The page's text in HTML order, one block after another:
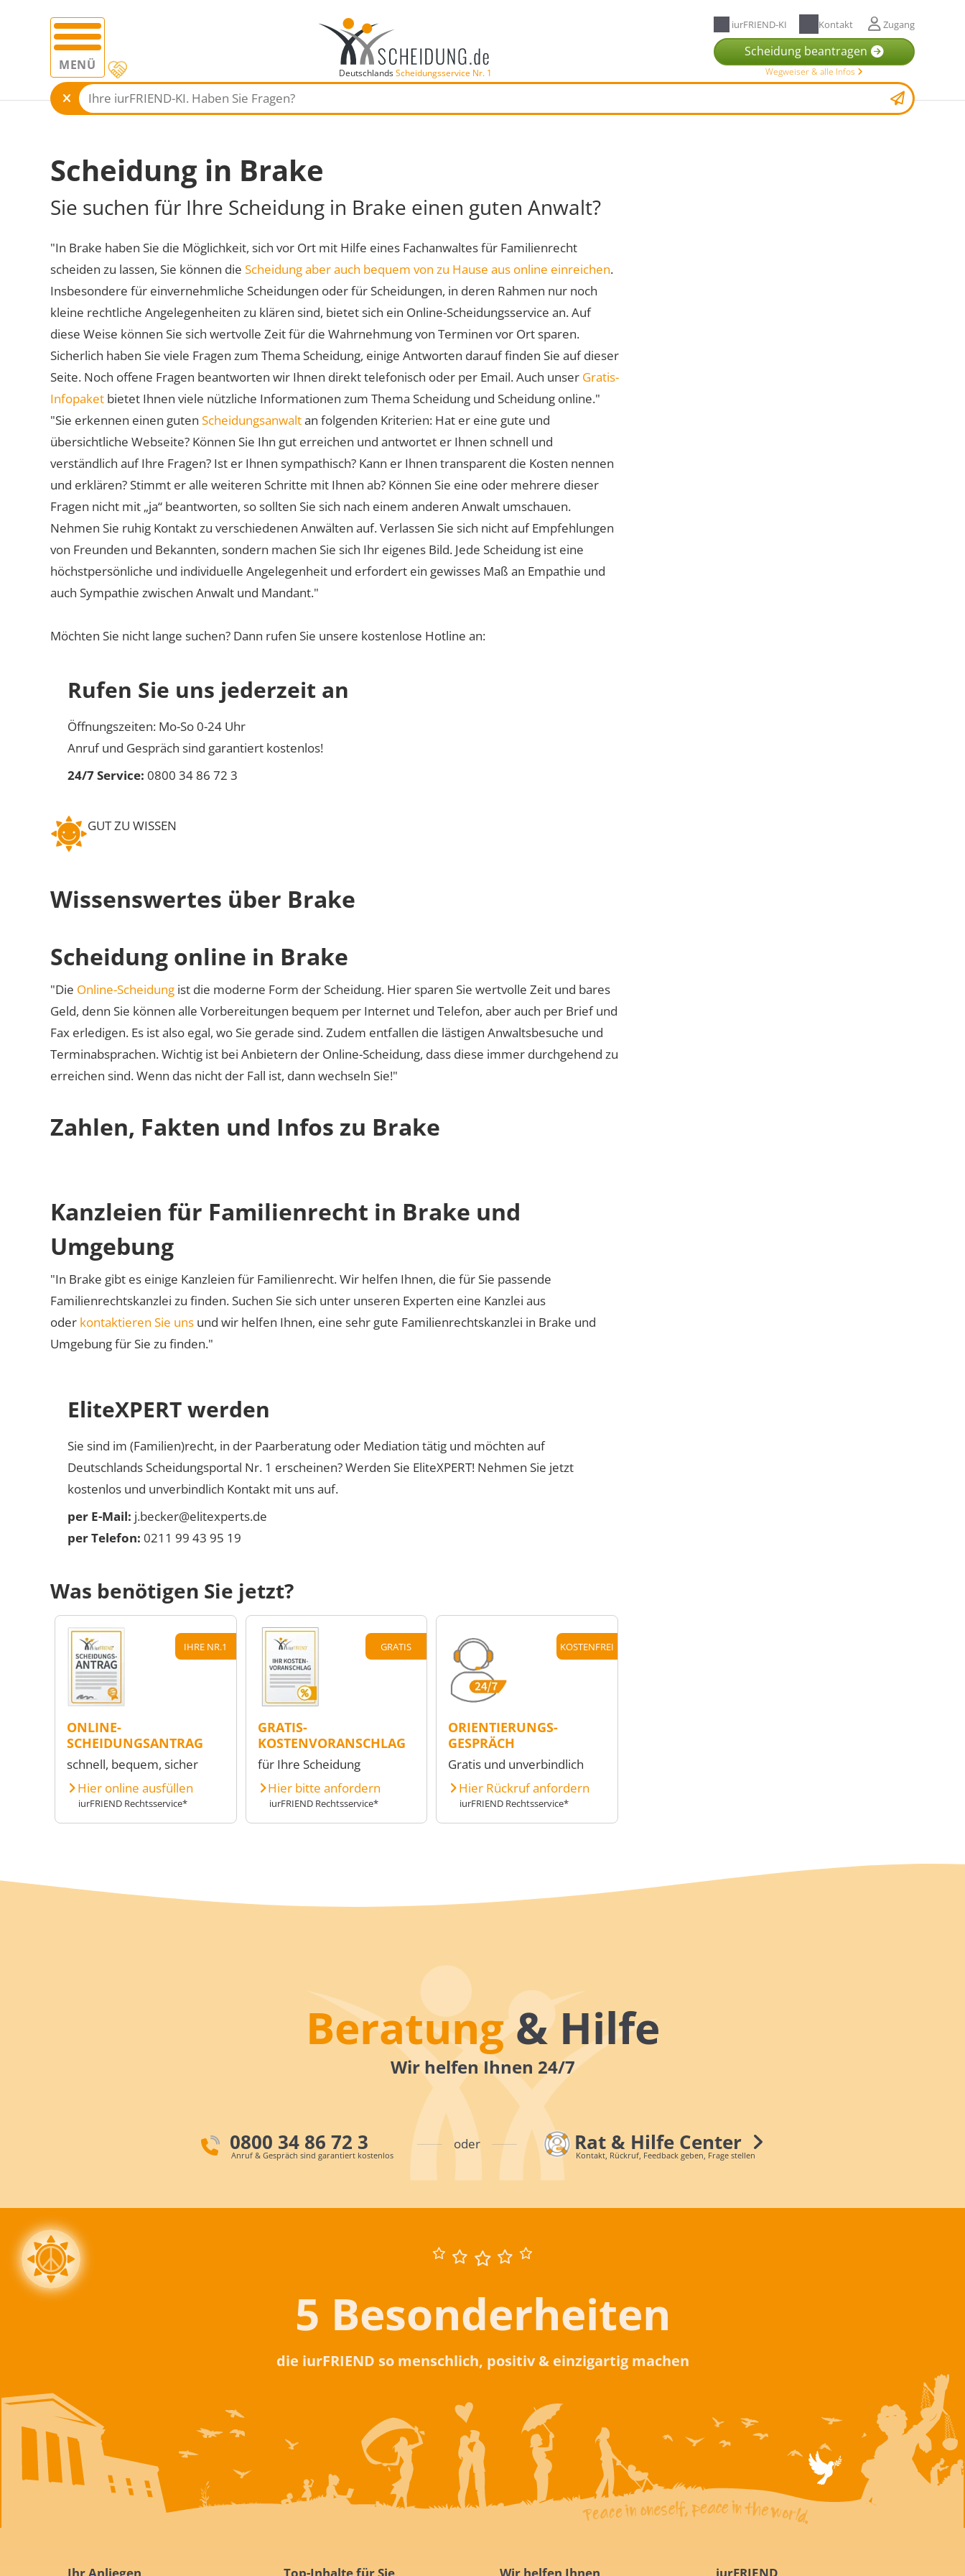
MENÜ DeutschlandsScheidungsservice Nr. 1
iurFRIEND-KI Kontakt Zugang
Scheidung beantragen
Wegweiser & alle Infos
Scheidung in Brake
Sie suchen für Ihre Scheidung in Brake einen guten Anwalt?
"In Brake haben Sie die Möglichkeit, sich vor Ort mit Hilfe eines Fachanwaltes für Familienrecht
scheiden zu lassen, Sie können die Scheidung aber auch bequem von zu Hause aus online einreichen.
Insbesondere für einvernehmliche Scheidungen oder für Scheidungen, in deren Rahmen nur noch
kleine rechtliche Angelegenheiten zu klären sind, bietet sich ein Online-Scheidungsservice an. Auf
diese Weise können Sie sich wertvolle Zeit für die Wahrnehmung von Terminen vor Ort sparen.
Sicherlich haben Sie viele Fragen zum Thema Scheidung, einige Antworten darauf finden Sie auf dieser
Seite. Noch offene Fragen beantworten wir Ihnen direkt telefonisch oder per Email. Auch unser Gratis-
Infopaket bietet Ihnen viele nützliche Informationen zum Thema Scheidung und Scheidung online."
"Sie erkennen einen guten Scheidungsanwaltan folgenden Kriterien: Hat er eine gute und
übersichtliche Webseite? Können Sie Ihn gut erreichen und antwortet er Ihnen schnell und
verständlich auf Ihre Fragen? Ist er Ihnen sympathisch? Kann er Ihnen transparent die Kosten nennen
und erklären? Stimmt er alle weiteren Schritte mit Ihnen ab? Können Sie eine oder mehrere dieser
Fragen nicht mit „ja“ beantworten, so sollten Sie sich nach einem anderen Anwalt umschauen.
Nehmen Sie ruhig Kontakt zu verschiedenen Anwälten auf. Verlassen Sie sich nicht auf Empfehlungen
von Freunden und Bekannten, sondern machen Sie sich Ihr eigenes Bild. Jede Scheidung ist eine
höchstpersönliche und individuelle Angelegenheit und erfordert ein gewisses Maß an Empathie und
auch Sympathie zwischen Anwalt und Mandant."
Möchten Sie nicht lange suchen? Dann rufen Sie unsere kostenlose Hotline an:
Rufen Sie uns jederzeit an
Öffnungszeiten: Mo-So 0-24 Uhr
Anruf und Gespräch sind garantiert kostenlos!
24/7 Service: 0800 34 86 72 3
GUT ZU WISSEN
Wissenswertes über Brake
Scheidung online in Brake
"Die Online-Scheidung ist die moderne Form der Scheidung. Hier sparen Sie wertvolle Zeit und bares
Geld, denn Sie können alle Vorbereitungen bequem per Internet und Telefon, aber auch per Brief und
Fax erledigen. Es ist also egal, wo Sie gerade sind. Zudem entfallen die lästigen Anwaltsbesuche und
Terminabsprachen. Wichtig ist bei Anbietern der Online-Scheidung, dass diese immer durchgehend zu
erreichen sind. Wenn das nicht der Fall ist, dann wechseln Sie!"
Zahlen, Fakten und Infos zu Brake
Kanzleien für Familienrecht in Brake und
Umgebung
"In Brake gibt es einige Kanzleien für Familienrecht. Wir helfen Ihnen, die für Sie passende
Familienrechtskanzlei zu finden. Suchen Sie sich unter unseren Experten eine Kanzlei aus
oder kontaktieren Sie uns und wir helfen Ihnen, eine sehr gute Familienrechtskanzlei in Brake und
Umgebung für Sie zu finden."
EliteXPERT werden
Sie sind im (Familien)recht, in der Paarberatung oder Mediation tätig und möchten auf
Deutschlands Scheidungsportal Nr. 1 erscheinen? Werden Sie EliteXPERT! Nehmen Sie jetzt
kostenlos und unverbindlich Kontakt mit uns auf.
per E-Mail: j.becker@elitexperts.de
per Telefon: 0211 99 43 95 19
Was benötigen Sie jetzt?
IHRE NR.1
ONLINE-
SCHEIDUNGSANTRAG
schnell, bequem, sicher
Hier online ausfüllen
iurFRIEND Rechtsservice*
GRATIS
GRATIS-
KOSTENVORANSCHLAG
für Ihre Scheidung
Hier bitte anfordern
iurFRIEND Rechtsservice*
KOSTENFREI
ORIENTIERUNGS-
GESPRÄCH
Gratis und unverbindlich
Hier Rückruf anfordern
iurFRIEND Rechtsservice*
Beratung& Hilfe
Wir helfen Ihnen 24/7
0800 34 86 72 3
Anruf & Gespräch sind garantiert kostenlos
oder Rat & Hilfe Center
Kontakt, Rückruf, Feedback geben, Frage stellen
5 Besonderheiten
die iurFRIEND so menschlich, positiv & einzigartig machen